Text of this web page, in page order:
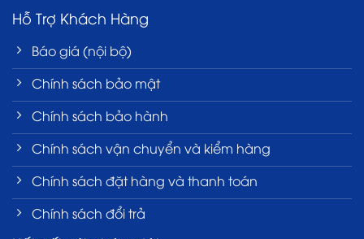
Hỗ Trợ Khách Hàng
Báo giá (nội bộ)
Chính sách bảo mật
Chính sách bảo hành
Chính sách vận chuyển và kiểm hàng
Chính sách đặt hàng và thanh toán
Chính sách đổi trả